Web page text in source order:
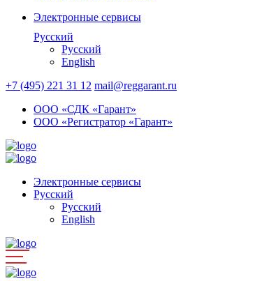
Электронные сервисы
Русский
Русский
English
+7 (495) 221 31 12 mail@reggarant.ru
ООО «СДК «Гарант»
ООО «Регистратор «Гарант»
Электронные сервисы
Русский
Русский
English